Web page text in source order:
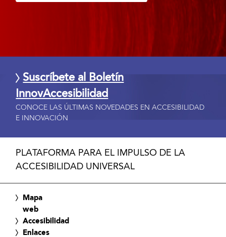
Suscríbete al Boletín
InnovAccesibilidad
CONOCE LAS ÚLTIMAS NOVEDADES EN ACCESIBILIDAD
E INNOVACIÓN
PLATAFORMA PARA EL IMPULSO DE LA
ACCESIBILIDAD UNIVERSAL
Mapa
web
Accesibilidad
Enlaces